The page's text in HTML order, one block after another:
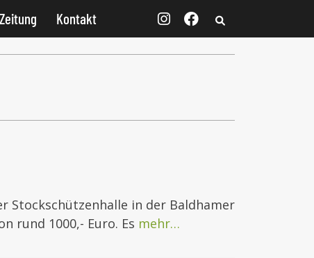
Kontakt
Stockschützenhalle in der Baldhamer
rund 1000,- Euro. Es mehr…